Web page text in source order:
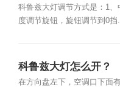
科鲁兹大灯调节方式是：1
度调节旋钮，旋钮调节到0挡...
科鲁兹大灯怎么开？
在方向盘左下，空调口下面